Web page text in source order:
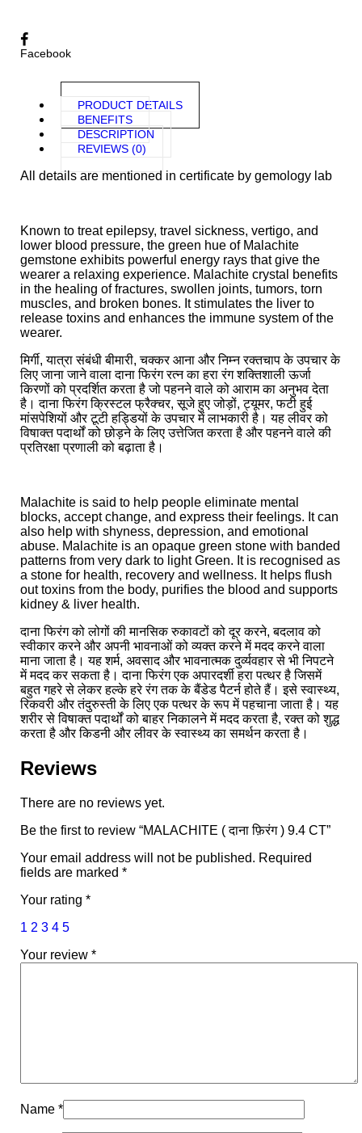
Facebook
PRODUCT DETAILS
BENEFITS
DESCRIPTION
REVIEWS (0)
All details are mentioned in certificate by gemology lab
Known to treat epilepsy, travel sickness, vertigo, and
lower blood pressure, the green hue of Malachite
gemstone exhibits powerful energy rays that give the
wearer a relaxing experience. Malachite crystal benefits
in the healing of fractures, swollen joints, tumors, torn
muscles, and broken bones. It stimulates the liver to
release toxins and enhances the immune system of the
wearer.
मिर्गी, यात्रा संबंधी बीमारी, चक्कर आना और निम्न रक्तचाप के उपचार के
लिए जाना जाने वाला दाना फिरंग रत्न का हरा रंग शक्तिशाली ऊर्जा
किरणों को प्रदर्शित करता है जो पहनने वाले को आराम का अनुभव देता
है। दाना फिरंग क्रिस्टल फ्रैक्चर, सूजे हुए जोड़ों, ट्यूमर, फटी हुई
मांसपेशियों और टूटी हड्डियों के उपचार में लाभकारी है। यह लीवर को
विषाक्त पदार्थों को छोड़ने के लिए उत्तेजित करता है और पहनने वाले की
प्रतिरक्षा प्रणाली को बढ़ाता है।
Malachite is said to help people eliminate mental
blocks, accept change, and express their feelings. It can
also help with shyness, depression, and emotional
abuse. Malachite is an opaque green stone with banded
patterns from very dark to light Green. It is recognised as
a stone for health, recovery and wellness. It helps flush
out toxins from the body, purifies the blood and supports
kidney & liver health.
दाना फिरंग को लोगों की मानसिक रुकावटों को दूर करने, बदलाव को
स्वीकार करने और अपनी भावनाओं को व्यक्त करने में मदद करने वाला
माना जाता है। यह शर्म, अवसाद और भावनात्मक दुर्व्यवहार से भी निपटने
में मदद कर सकता है। दाना फिरंग एक अपारदर्शी हरा पत्थर है जिसमें
बहुत गहरे से लेकर हल्के हरे रंग तक के बैंडेड पैटर्न होते हैं। इसे स्वास्थ्य,
रिकवरी और तंदुरुस्ती के लिए एक पत्थर के रूप में पहचाना जाता है। यह
शरीर से विषाक्त पदार्थों को बाहर निकालने में मदद करता है, रक्त को शुद्ध
करता है और किडनी और लीवर के स्वास्थ्य का समर्थन करता है।
Reviews
There are no reviews yet.
Be the first to review “MALACHITE ( दाना फ़िरंग ) 9.4 CT”
Your email address will not be published. Required
fields are marked *
Your rating *
1 2 3 4 5
Your review *
Name *